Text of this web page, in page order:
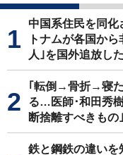
中国系住民を同
トナムが各国か
人｣を国外追放し
｢転倒→骨折→寝
る…医師･和田秀
断捨離すべきもの
鉄と鋼鉄の違いを